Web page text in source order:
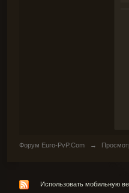
Форум Euro-PvP.Com →
Использовать мобильную